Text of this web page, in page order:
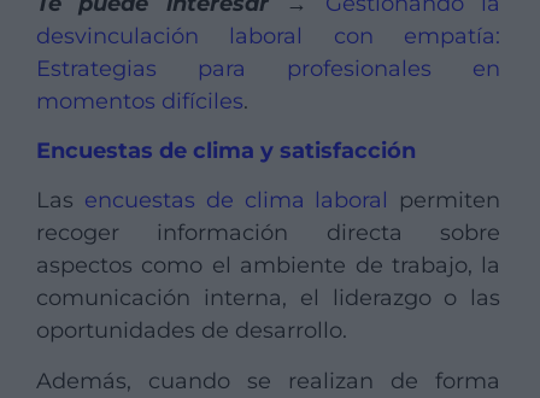
desvinculación laboral con empatía:
Estrategias para profesionales en
momentos difíciles.
Encuestas de clima y satisfacción
Las encuestas de clima laboral permiten
recoger información directa sobre
aspectos como el ambiente de trabajo, la
comunicación interna, el liderazgo o las
oportunidades de desarrollo.
Además, cuando se realizan de forma